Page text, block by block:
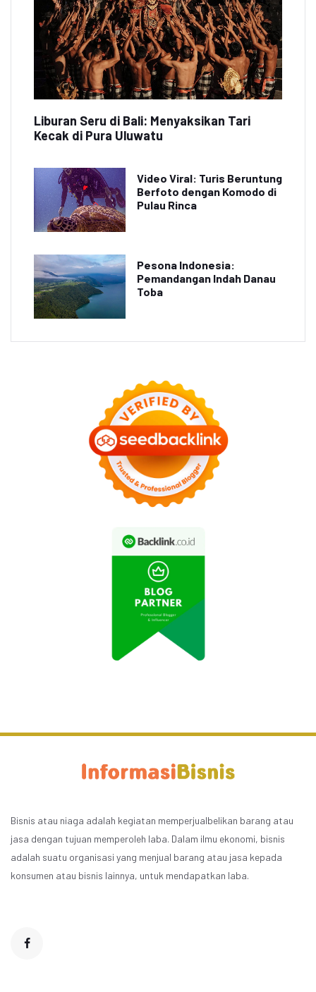
Liburan Seru di Bali: Menyaksikan Tari
Kecak di Pura Uluwatu
Video Viral: Turis Beruntung
Berfoto dengan Komodo di
Pulau Rinca
Pesona Indonesia:
Pemandangan Indah Danau
Toba
Bisnis atau niaga adalah kegiatan memperjualbelikan barang atau
jasa dengan tujuan memperoleh laba. Dalam ilmu ekonomi, bisnis
adalah suatu organisasi yang menjual barang atau jasa kepada
konsumen atau bisnis lainnya, untuk mendapatkan laba.